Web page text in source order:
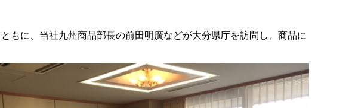
もに、当社九州商品部長の前田明廣などが大分県庁を訪問し、商品に